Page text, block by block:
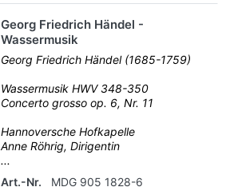
Georg Friedrich Händel -
Wassermusik
Georg Friedrich Händel (1685-1759)
Wassermusik HWV 348-350
Concerto grosso op. 6, Nr. 11
Hannoversche Hofkapelle
Anne Röhrig, Dirigentin
...
Art.-Nr.
MDG 905 1828-6